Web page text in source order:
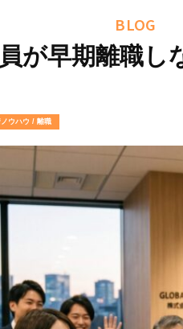
BLOG
が早期離職
ウハウ / 離職